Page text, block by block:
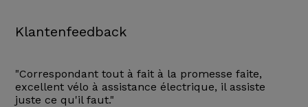
Klantenfeedback
"Correspondant tout à fait à la promesse faite,
excellent vélo à assistance électrique, il assiste
juste ce qu'il faut."